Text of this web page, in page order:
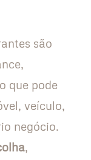
são
que pode
veículo,
negócio.
,